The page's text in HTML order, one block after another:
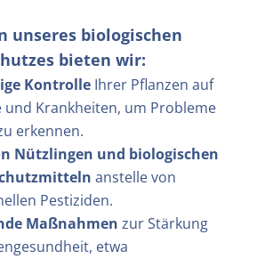
unseres biologischen
bieten wir:
KontrolleIhrer Pflanzen auf
und Krankheiten, um Probleme
erkennen.
Nützlingen und biologischen
anstelle von
Pestiziden.
Maßnahmen zur Stärkung
etwa